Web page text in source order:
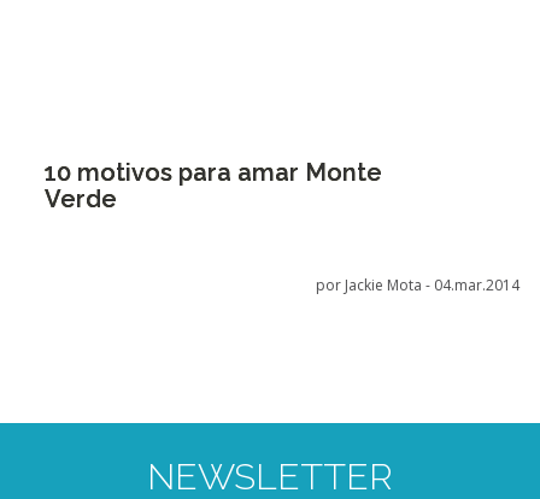
10 motivos para amar Monte
Verde
por Jackie Mota - 04.mar.2014
NEWSLETTER